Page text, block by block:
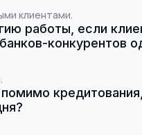
клиентами.
работы, если
конкурентов